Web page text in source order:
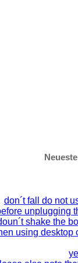
don´t fall do not
unplugging
shake the
using desktop